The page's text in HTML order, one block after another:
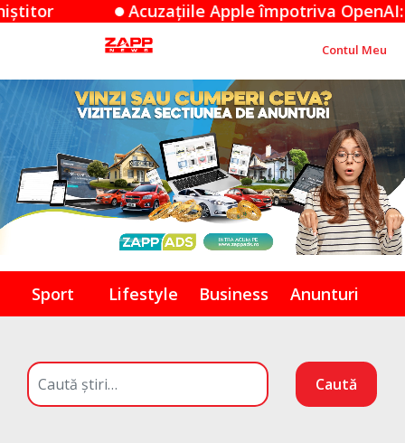
Apple împotriva OpenAI: O dispută de secrete
Contul Meu
Sport Lifestyle Business Anunturi
Caută